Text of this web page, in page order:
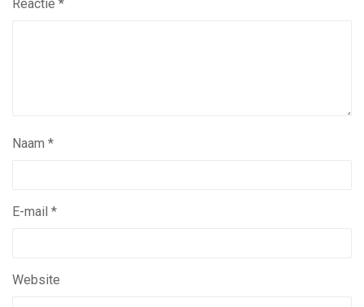
Reactie *
Naam *
E-mail *
Website